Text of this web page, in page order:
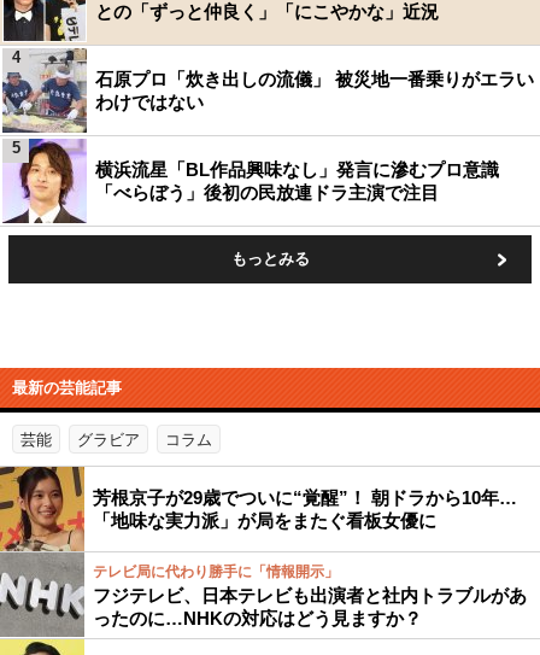
との「ずっと仲良く」「にこやかな」近況
石原プロ「炊き出しの流儀」 被災地一番乗りがエラい
わけではない
4
横浜流星「BL作品興味なし」発言に滲むプロ意識
「べらぼう」後初の民放連ドラ主演で注目
5
もっとみる
最新の芸能記事
芸能 グラビア コラム
芳根京子が29歳でついに“覚醒”！ 朝ドラから10年…
「地味な実力派」が局をまたぐ看板女優に
テレビ局に代わり勝手に「情報開示」
フジテレビ、日本テレビも出演者と社内トラブルがあ
ったのに…NHKの対応はどう見ますか？